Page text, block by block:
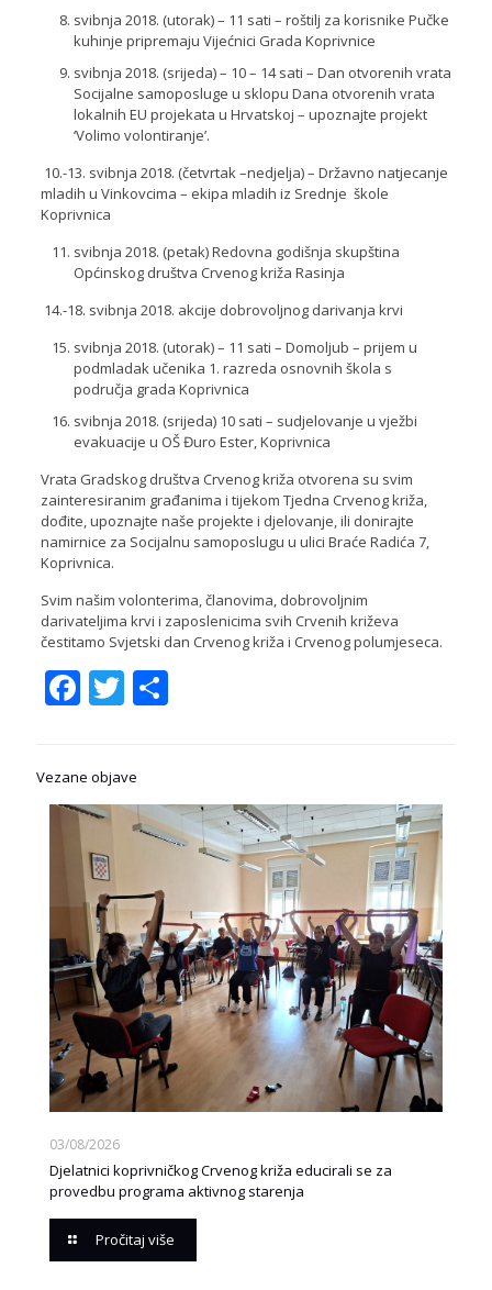
svibnja 2018. (utorak) – 11 sati – roštilj za korisnike Pučke
kuhinje pripremaju Vijećnici Grada Koprivnice
svibnja 2018. (srijeda) – 10 – 14 sati – Dan otvorenih vrata
Socijalne samoposluge u sklopu Dana otvorenih vrata
lokalnih EU projekata u Hrvatskoj – upoznajte projekt
‘Volimo volontiranje’.
10.-13. svibnja 2018. (četvrtak –nedjelja) – Državno natjecanje
mladih u Vinkovcima – ekipa mladih iz Srednje škole
Koprivnica
svibnja 2018. (petak) Redovna godišnja skupština
Općinskog društva Crvenog križa Rasinja
14.-18. svibnja 2018. akcije dobrovoljnog darivanja krvi
svibnja 2018. (utorak) – 11 sati – Domoljub – prijem u
podmladak učenika 1. razreda osnovnih škola s
područja grada Koprivnica
svibnja 2018. (srijeda) 10 sati – sudjelovanje u vježbi
evakuacije u OŠ Đuro Ester, Koprivnica
Vrata Gradskog društva Crvenog križa otvorena su svim
zainteresiranim građanima i tijekom Tjedna Crvenog križa,
dođite, upoznajte naše projekte i djelovanje, ili donirajte
namirnice za Socijalnu samoposlugu u ulici Braće Radića 7,
Koprivnica.
Svim našim volonterima, članovima, dobrovoljnim
darivateljima krvi i zaposlenicima svih Crvenih križeva
čestitamo Svjetski dan Crvenog križa i Crvenog polumjeseca.
Facebook
Twitter
Share
Vezane objave
03/08/2026
Djelatnici koprivničkog Crvenog križa educirali se za
provedbu programa aktivnog starenja
Pročitaj više